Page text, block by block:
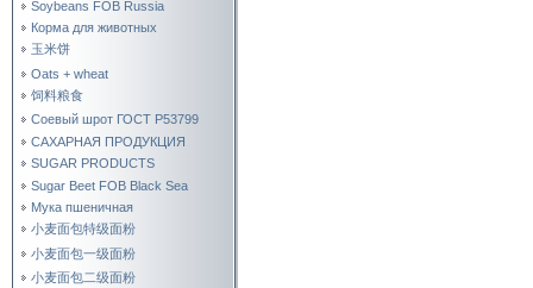
Soybeans FOB Russia
Корма для животных
玉米饼
Oats + wheat
饲料粮食
Соевый шрот ГОСТ Р53799
САХАРНАЯ ПРОДУКЦИЯ
SUGAR PRODUCTS
Sugar Beet FOB Black Sea
Мука пшеничная
小麦面包特级面粉
小麦面包一级面粉
小麦面包二级面粉